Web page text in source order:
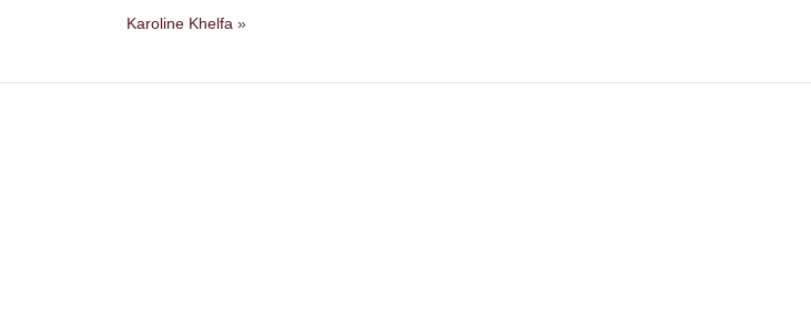
Karoline Khelfa »